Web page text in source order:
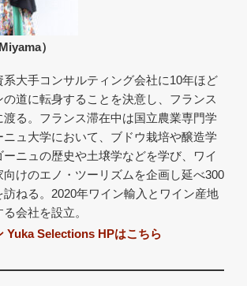
）
系大手コンサルティング会社に10年ほど
道に転身することを決意し、フランス
る。フランス滞在中は国立農業専門学
ュ大学において、ブドウ栽培や醸造学
ニュの歴史や土壌学などを学び、ワイ
向けのエノ・ツーリズムを企画し延べ300
ねる。2020年ワイン輸入とワイン産地
る会社を設立。
Yuka Selections HPはこちら